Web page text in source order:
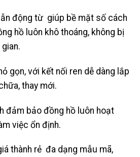
động từ giúp bề mặt số cách
hồ luôn khô thoáng, không bị
gọn, với kết nối ren dễ dàng lắp
thay mới.
đảm bảo đồng hồ luôn hoạt
việc ổn định.
thành rẻ đa dạng mẫu mã,